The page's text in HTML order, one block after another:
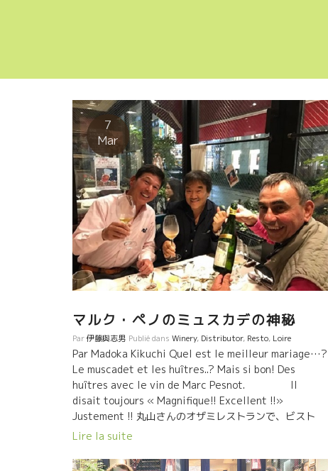
7
Mar
マルク・ペノのミュスカデの神秘
Par伊藤與志男 Publié dans Winery, Distributor, Resto, Loire
Par Madoka Kikuchi Quel est le meilleur mariage…?
Le muscadet et les huîtres..? Mais si bon! Des
huîtres avec le vin de Marc Pesnot. Il
disait toujours « Magnifique!! Excellent !!»
Justement !! 丸山さんのオザミレストランで、ビスト
ロ・ヴィヴィエンヌの斉藤順子さん、伊藤さん達と、 ロ
食べました。 最高の組み合わせ !！ 「すごくピッタリ
Lire la suite